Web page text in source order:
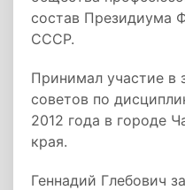
состав Президиума
СССР.
Принимал участие в
советов по
2012 года в городе
края.
Геннадий Глебович